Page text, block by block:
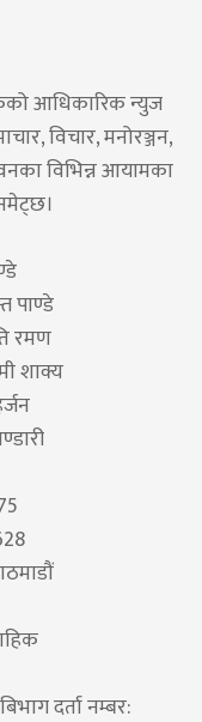
आधिकारिक न्युज
विचार, मनोरञ्जन,
विभिन्न आयामका
पाण्डे
रमण
शाक्य
दर्ता नम्बर: